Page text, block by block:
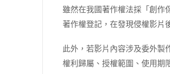
雖然在我國著作權法採「創作
著作權登記，在發現侵權影片
此外，若影片內容涉及委外製
權利歸屬、授權範圍、使用期